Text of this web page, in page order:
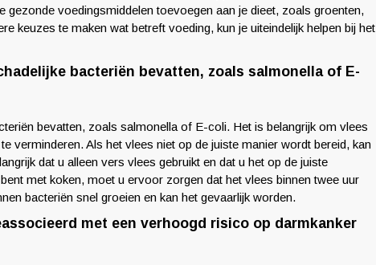
gezonde voedingsmiddelen toevoegen aan je dieet, zoals groenten,
keuzes te maken wat betreft voeding, kun je uiteindelijk helpen bij het
bacteriën bevatten, zoals salmonella of E-
bevatten, zoals salmonella of E-coli. Het is belangrijk om vlees
verminderen. Als het vlees niet op de juiste manier wordt bereid, kan
dat u alleen vers vlees gebruikt en dat u het op de juiste
met koken, moet u ervoor zorgen dat het vlees binnen twee uur
bacteriën snel groeien en kan het gevaarlijk worden.
met een verhoogd risico op darmkanker